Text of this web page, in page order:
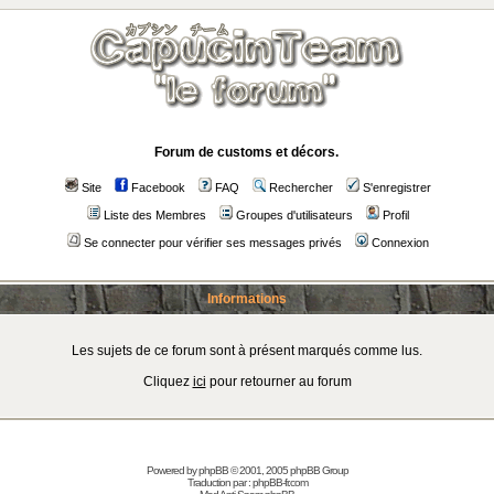
Forum de customs et décors.
Site Facebook FAQ Rechercher S'enregistrer
Liste des Membres Groupes d'utilisateurs Profil
Se connecter pour vérifier ses messages privés Connexion
Informations
Les sujets de ce forum sont à présent marqués comme lus.
Cliquez ici pour retourner au forum
Powered byphpBB© 2001, 2005 phpBB Group
Traduction par :phpBB-fr.com